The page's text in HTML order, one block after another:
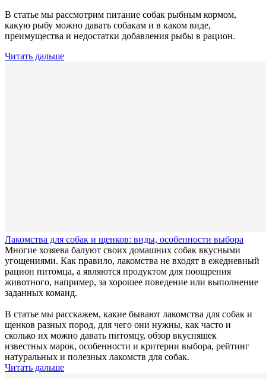
В статье мы рассмотрим питание собак рыбным кормом,
какую рыбу можно давать собакам и в каком виде,
преимущества и недостатки добавления рыбы в рацион.
Читать дальше
Лакомства для собак и щенков: виды, особенности выбора
Многие хозяева балуют своих домашних собак вкусными
угощениями. Как правило, лакомства не входят в ежедневный
рацион питомца, а являются продуктом для поощрения
животного, например, за хорошее поведение или выполнение
заданных команд.
В статье мы расскажем, какие бывают лакомства для собак и
щенков разных пород, для чего они нужны, как часто и
сколько их можно давать питомцу, обзор вкусняшек
известных марок, особенности и критерии выбора, рейтинг
натуральных и полезных лакомств для собак.
Читать дальше